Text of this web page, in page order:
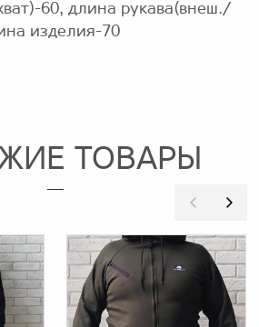
60, длина рукава(внеш./
изделия-70
ТОВАРЫ